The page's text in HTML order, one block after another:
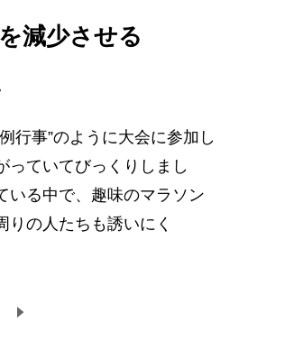
減少させる
行事”のように大会に参加し
っていてびっくりしまし
いる中で、趣味のマラソン
の人たちも誘いにく